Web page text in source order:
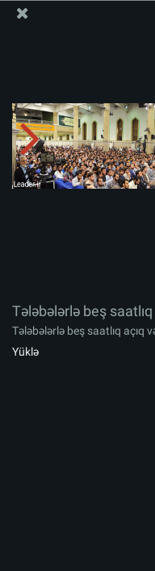
Tələbələrlə beş
Tələbələrlə beş
Tələbələrlə beş saatlıq açıq
Yüklə